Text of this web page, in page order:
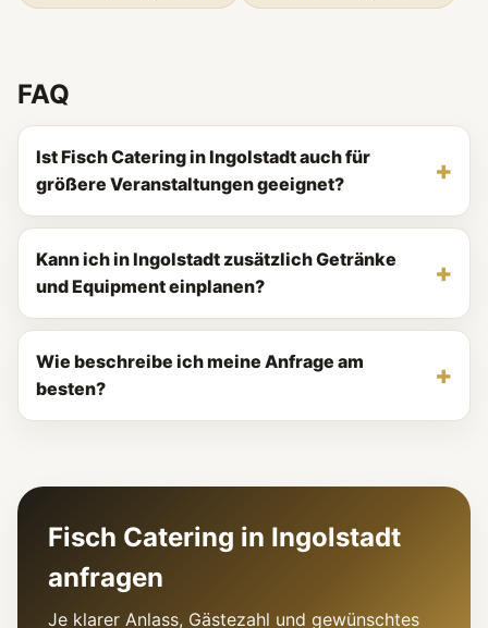
FAQ
Ist Fisch Catering in Ingolstadt auch für
größere Veranstaltungen geeignet?
Kann ich in Ingolstadt zusätzlich Getränke
und Equipment einplanen?
Wie beschreibe ich meine Anfrage am
besten?
Fisch Catering in Ingolstadt
anfragen
Je klarer Anlass, Gästezahl und gewünschtes